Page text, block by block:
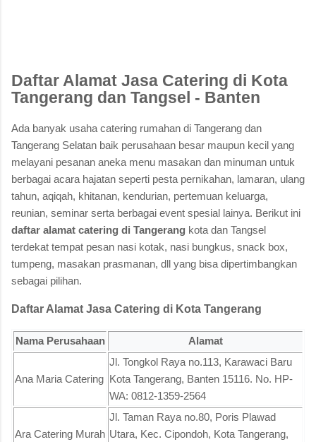
Daftar Alamat Jasa Catering di Kota
Tangerang dan Tangsel - Banten
Ada banyak usaha catering rumahan di Tangerang dan
Tangerang Selatan baik perusahaan besar maupun kecil yang
melayani pesanan aneka menu masakan dan minuman untuk
berbagai acara hajatan seperti pesta pernikahan, lamaran, ulang
tahun, aqiqah, khitanan, kendurian, pertemuan keluarga,
reunian, seminar serta berbagai event spesial lainya. Berikut ini
daftar alamat catering di Tangerang kota dan Tangsel
terdekat tempat pesan nasi kotak, nasi bungkus, snack box,
tumpeng, masakan prasmanan, dll yang bisa dipertimbangkan
sebagai pilihan.
Daftar Alamat Jasa Catering di Kota Tangerang
Nama Perusahaan Alamat
Ana Maria Catering
Jl. Tongkol Raya no.113, Karawaci Baru
Kota Tangerang, Banten 15116. No. HP-
WA: 0812-1359-2564
Ara Catering Murah
Jl. Taman Raya no.80, Poris Plawad
Utara, Kec. Cipondoh, Kota Tangerang,